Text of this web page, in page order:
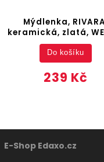
Mýdlenka,
keramická, zlatá,
239 Kč
Do košíku
E-Shop Edaxo.cz